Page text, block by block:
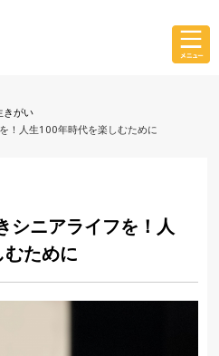
きがい
！人生100年時代を楽しむために
シニアライフを！人
ために